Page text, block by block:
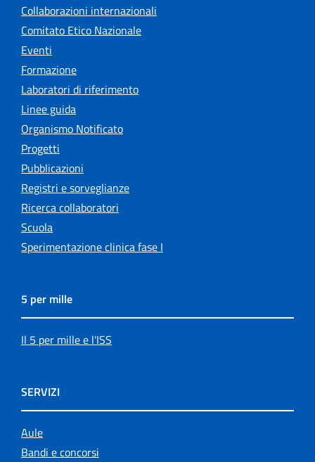
Collaborazioni internazionali
Comitato Etico Nazionale
Eventi
Formazione
Laboratori di riferimento
Linee guida
Organismo Notificato
Progetti
Pubblicazioni
Registri e sorveglianze
Ricerca collaboratori
Scuola
Sperimentazione clinica fase I
5 per mille
Il 5 per mille e l'ISS
SERVIZI
Aule
Bandi e concorsi